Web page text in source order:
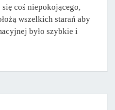
coś niepokojącego,
wszelkich starań aby
było szybkie i